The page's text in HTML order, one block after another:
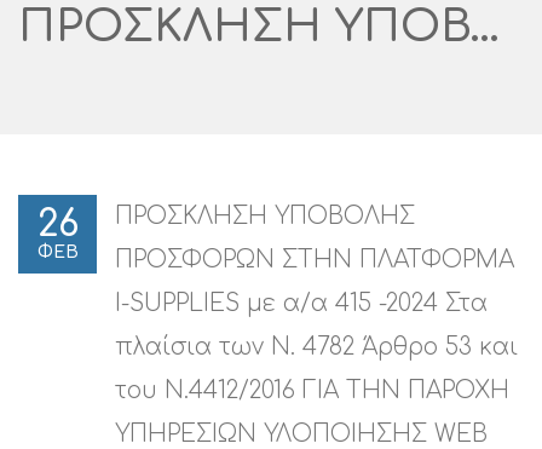
ΠΡΟΣΚΛΗΣΗ ΥΠΟΒΟΛΗΣ ΠΡΟΣΦΟΡΩΝ ΣΤΗΝ ΠΛΑΤΦΟΡΜΑ I-SUPPLIES Με Α/α 415 -2024 Στα Πλαίσια Των Ν. 4782 Άρθρο 53 Και Του Ν.4412/2016 ΓΙΑ ΤΗΝ ΠΑΡΟΧΗ ΥΠΗΡΕΣΙΩΝ ΥΛΟΠΟΙΗΣΗΣ WEB SERVICE ΔΙΑΣΥΝΔΕΣΗΣ ΤΟΥ ΠΛΗΡΟΦΟΡΙΑΚΟΥ ΣΥΣΤΗΜΑΤΟΣ ΛΙΣΤΑΣ ΧΕΙΡΟΥΡΓΕΙΟΥ ΜΕ ΤΗΝ ΠΛΑΤΦΟΡΜΑ ΕΝΙΑΙΑΣ ΛΙΣΤΑΣ ΧΕΙΡΟΥΡΓΕΙΟΥ »
26
ΦΕΒ
ΠΡΟΣΚΛΗΣΗ ΥΠΟΒΟΛΗΣ
ΠΡΟΣΦΟΡΩΝ ΣΤΗΝ ΠΛΑΤΦΟΡΜΑ
I-SUPPLIES με α/α 415 -2024 Στα
πλαίσια των Ν. 4782 Άρθρο 53 και
του Ν.4412/2016 ΓΙΑ ΤΗΝ ΠΑΡΟΧΗ
ΥΠΗΡΕΣΙΩΝ ΥΛΟΠΟΙΗΣΗΣ WEB